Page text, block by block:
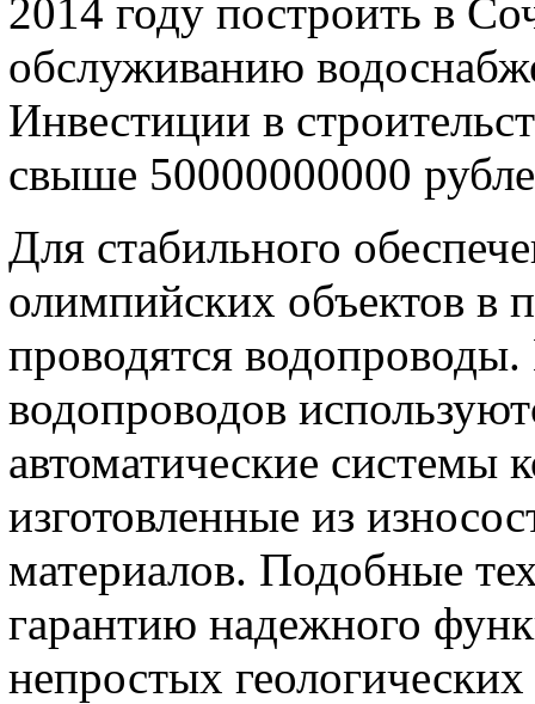
2014 году построить в
обслуживанию
Инвестиции в
свыше 50000000000
Для стабильного
олимпийских объектов в
проводятся
водопроводов
автоматические системы
изготовленные из
материалов. Подобные
гарантию надежного
непростых